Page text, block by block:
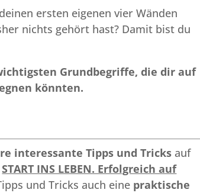
ersten eigenen vier Wänden
nichts gehört hast? Damit bist du
Grundbegriffe, die dir auf
könnten.
interessante Tipps und Tricks auf
START INS LEBEN. Erfolgreich auf
und Tricks auch eine praktische